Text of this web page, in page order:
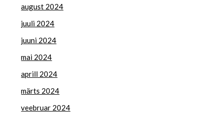
august 2024
juuli 2024
juuni 2024
mai 2024
aprill 2024
märts 2024
veebruar 2024